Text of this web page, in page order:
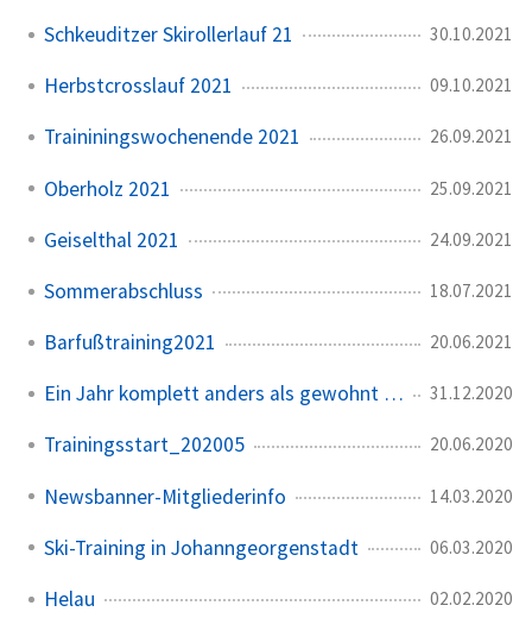
Schkeuditzer Skirollerlauf 21 30.10.2021
Herbstcrosslauf 2021 09.10.2021
Traininingswochenende 2021 26.09.2021
Oberholz 2021 25.09.2021
Geiselthal 2021 24.09.2021
Sommerabschluss 18.07.2021
Barfußtraining2021 20.06.2021
Ein Jahr komplett anders als gewohnt … 31.12.2020
Trainingsstart_202005 20.06.2020
Newsbanner-Mitgliederinfo 14.03.2020
Ski-Training in Johanngeorgenstadt 06.03.2020
Helau 02.02.2020